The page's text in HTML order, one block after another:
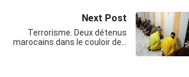
Next Post
Terrorisme. Deux détenus
marocains dans le couloir de…